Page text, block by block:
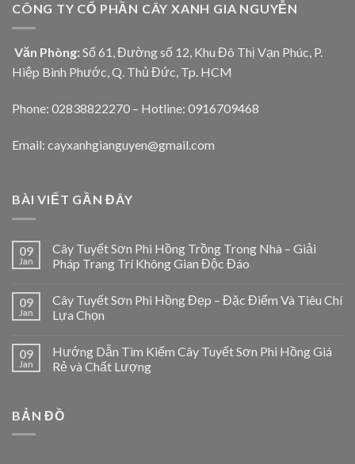
CÔNG TY CỔ PHẦN CÂY XANH GIA NGUYỄN
Văn Phòng: Số 61, Đường số 12, Khu Đô Thị Vạn Phúc, P.
Hiệp Bình Phước, Q. Thủ Đức, Tp. HCM
Phone: 02838822270 – Hotline: 0916709468
Email: cayxanhgianguyen@gmail.com
BÀI VIẾT GẦN ĐÂY
09
Jan
Cây Tuyết Sơn Phi Hồng Trồng Trong Nhà – Giải
Pháp Trang Trí Không Gian Độc Đáo
09
Jan
Cây Tuyết Sơn Phi Hồng Đẹp – Đặc Điểm Và Tiêu Chí
Lựa Chọn
09
Jan
Hướng Dẫn Tìm Kiếm Cây Tuyết Sơn Phi Hồng Giá
Rẻ và Chất Lượng
BẢN ĐỒ